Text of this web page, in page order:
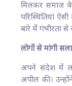
मिलकर समाज
परिस्थितियां
बारे में गंभीरता से
लोगों से मांगी
अपने संदेश में
अपील की।